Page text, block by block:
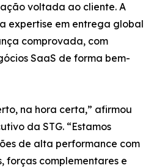
voltada ao cliente. A
expertise em entrega global
comprovada, com
SaaS de forma bem-
na hora certa,” afirmou
da STG. “Estamos
de alta performance com
forças complementares e